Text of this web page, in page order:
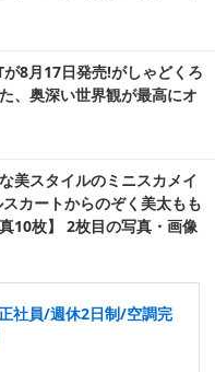
8月17日発売!がしゃどくろ
、奥深い世界観が最高にオ
美スタイルのミニスカメイ
カートからのぞく美太もも
10枚】 2枚目の写真・画像
社員/週休2日制/空調完